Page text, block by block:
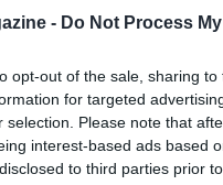
- Do Not Process
opt-out of the sale, sharing
for targeted
selection. Please note that
interest-based ads based
to third parties prior
per la Juve e per
deve
in tre anni non
è intelligente
con la